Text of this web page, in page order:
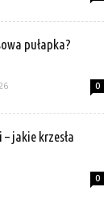
pułapka?
0
jakie krzesła
0